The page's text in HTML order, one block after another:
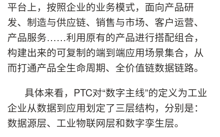
平台上，按照企业的业务模式，面向产品研
发、制造与供应链、销售与市场、客户运营、
产品服务……利用原有的产品进行搭配组合，
构建出来的可复制的端到端应用场景集合，从
而打通产品全生命周期、全价值链数据链路。
具体来看，PTC对“数字主线”的定义为工业
企业从数据到应用划定了三层结构，分别是：
数据源层、工业物联网层和数字孪生层。